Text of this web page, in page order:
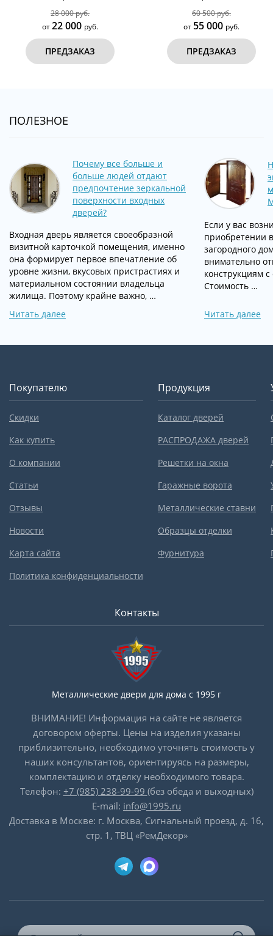
руб.
ПРЕДЗАКАЗ
руб.
ПРЕДЗАКАЗ
ПОЛЕЗНОЕ
Почему все больше и
больше людей отдают
предпочтение зеркальной
поверхности входных
дверей?
Входная дверь является своеобразной
визитной карточкой помещения, именно
она формирует первое впечатление об
уровне жизни, вкусовых пристрастиях и
материальном состоянии владельца
жилища. Поэтому крайне важно, …
Читать далее
Если у вас
приобретении
загородного
внимательно
конструкциям
Стоимость …
Читать далее
Покупателю
Скидки
Как купить
О компании
Статьи
Отзывы
Новости
Карта сайта
Политика конфиденциальности
Продукция
Каталог дверей
РАСПРОДАЖА дверей
Решетки на окна
Гаражные ворота
Металлические ставни
Образцы отделки
Фурнитура
Контакты
Металлические двери для дома с 1995 г
ВНИМАНИЕ! Информация на сайте не является
договором оферты. Цены на изделия указаны
приблизительно, необходимо уточнять стоимость у
наших консультантов, ориентируясь на размеры,
комплектацию и отделку необходимого товара.
Телефон: +7 (985) 238-99-99 (без обеда и выходных)
E-mail: info@1995.ru
Доставка в Москве: г. Москва, Сигнальный проезд, д. 16,
стр. 1, ТВЦ «РемДекор»